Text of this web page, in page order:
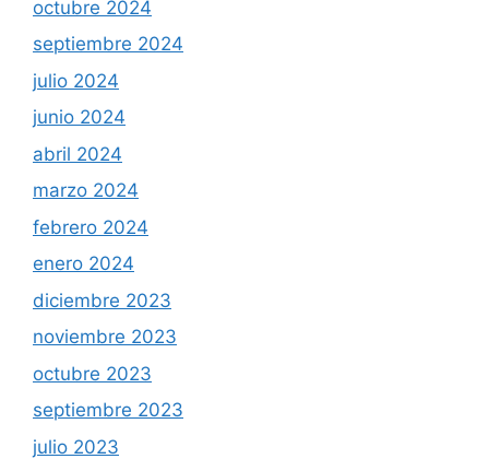
octubre 2024
septiembre 2024
julio 2024
junio 2024
abril 2024
marzo 2024
febrero 2024
enero 2024
diciembre 2023
noviembre 2023
octubre 2023
septiembre 2023
julio 2023